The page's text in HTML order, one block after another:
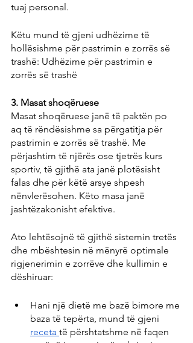
tuaj personal.
Këtu mund të gjeni udhëzime të
hollësishme për pastrimin e zorrës së
trashë: Udhëzime për pastrimin e
zorrës së trashë
3. Masat shoqëruese
Masat shoqëruese janë të paktën po
aq të rëndësishme sa përgatitja për
pastrimin e zorrës së trashë. Me
përjashtim të njërës ose tjetrës kurs
sportiv, të gjithë ata janë plotësisht
falas dhe për këtë arsye shpesh
nënvlerësohen. Këto masa janë
jashtëzakonisht efektive.
Ato lehtësojnë të gjithë sistemin tretës
dhe mbështesin në mënyrë optimale
rigjenerimin e zorrëve dhe kullimin e
dëshiruar:
Hani një dietë me bazë bimore me
baza të tepërta, mund të gjeni
receta të përshtatshme në faqen